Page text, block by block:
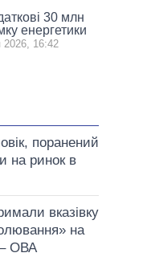
30 млн
енергетики
2026, 16:42
поранений
на ринок в
вказівку
на
ОВА